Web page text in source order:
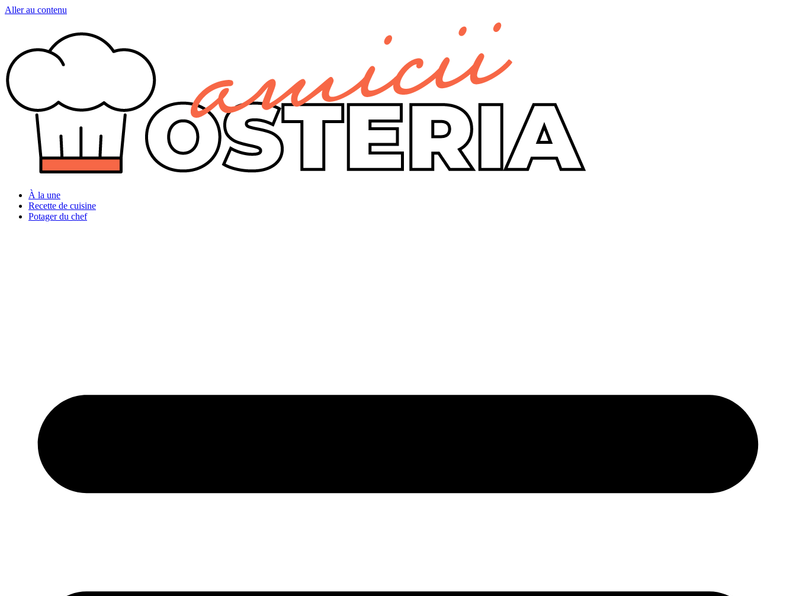
Aller au contenu
À la une
Recette de cuisine
Potager du chef